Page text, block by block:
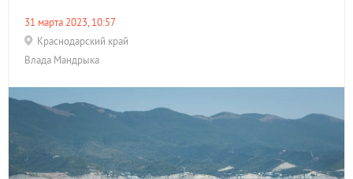
31 марта 2023, 10:57
Краснодарский край
Влада Мандрыка